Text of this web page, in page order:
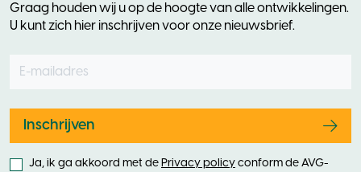
Graag houden wij u op de hoogte van alle ontwikkelingen.
U kunt zich hier inschrijven voor onze nieuwsbrief.
Leave
blank
Inschrijven
Ja, ik ga akkoord met de Privacy policy conform de AVG-